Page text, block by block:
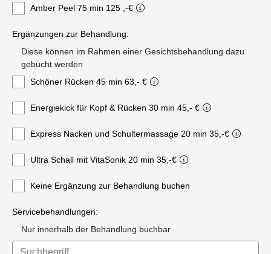
Amber Peel 75 min 125 ,-€
Ergänzungen zur Behandlung:
Diese können im Rahmen einer Gesichtsbehandlung dazu
gebucht werden
Schöner Rücken 45 min 63,- €
Energiekick für Kopf & Rücken 30 min 45,- €
Express Nacken und Schultermassage 20 min 35,-€
Ultra Schall mit VitaSonik 20 min 35,-€
Keine Ergänzung zur Behandlung buchen
Servicebehandlungen:
Nur innerhalb der Behandlung buchbar